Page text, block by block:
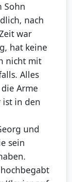
Sohn
nach
war
hat keine
nicht mit
Alles
Arme
ist in den
und
sein